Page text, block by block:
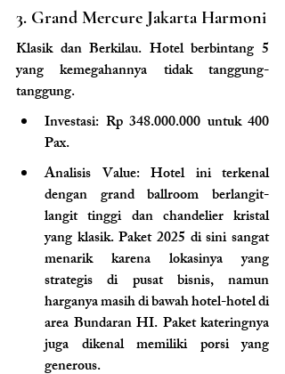
3. Grand Mercure Jakarta Harmoni
Klasik dan Berkilau. Hotel berbintang 5
yang kemegahannya tidak tanggung-
tanggung.
Investasi: Rp 348.000.000 untuk 400
Pax.
Analisis Value: Hotel ini terkenal
dengan grand ballroom berlangit-
langit tinggi dan chandelier kristal
yang klasik. Paket 2025 di sini sangat
menarik karena lokasinya yang
strategis di pusat bisnis, namun
harganya masih di bawah hotel-hotel di
area Bundaran HI. Paket kateringnya
juga dikenal memiliki porsi yang
generous.